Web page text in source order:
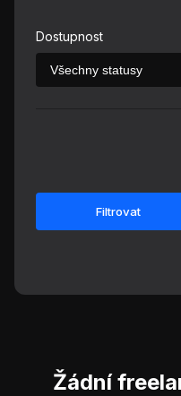
Dostupnost
Filtrovat
Žádní